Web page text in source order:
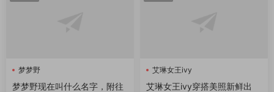
梦梦野
梦梦野现在叫什么名字，附往
艾琳女王ivy
艾琳女王ivy穿搭美照新鲜出